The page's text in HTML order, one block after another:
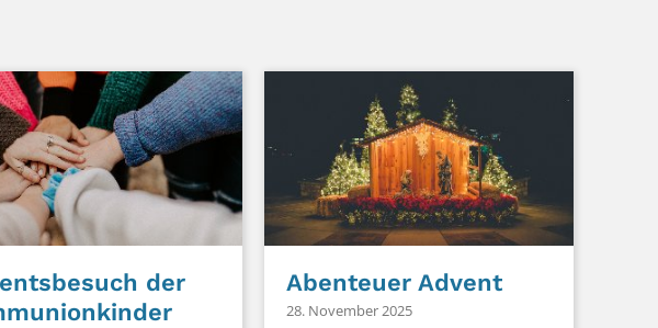
der
Abenteuer Advent
28. November 2025